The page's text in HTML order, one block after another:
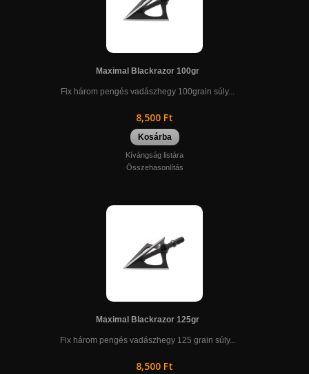
Maximal Blackrazor 100gr
Fix három pengés vadászhegy 100grain súly...
8,500 Ft
Kosárba
Kívángság listára
Összehasonlítás
Maximal Blackrazor 125gr
Fix három pengés vadászhegy 125 grain súly...
8,500 Ft